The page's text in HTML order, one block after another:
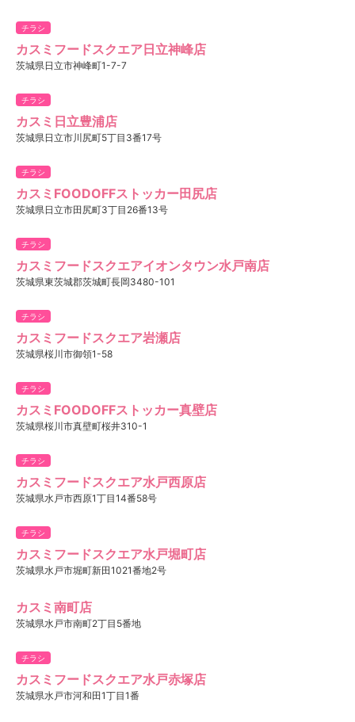
チラシ
カスミフードスクエア日立神峰店
茨城県日立市神峰町1-7-7
チラシ
カスミ日立豊浦店
茨城県日立市川尻町5丁目3番17号
チラシ
カスミFOODOFFストッカー田尻店
茨城県日立市田尻町3丁目26番13号
チラシ
カスミフードスクエアイオンタウン水戸南店
茨城県東茨城郡茨城町長岡3480-101
チラシ
カスミフードスクエア岩瀬店
茨城県桜川市御領1-58
チラシ
カスミFOODOFFストッカー真壁店
茨城県桜川市真壁町桜井310-1
チラシ
カスミフードスクエア水戸西原店
茨城県水戸市西原1丁目14番58号
チラシ
カスミフードスクエア水戸堀町店
茨城県水戸市堀町新田1021番地2号
カスミ南町店
茨城県水戸市南町2丁目5番地
チラシ
カスミフードスクエア水戸赤塚店
茨城県水戸市河和田1丁目1番